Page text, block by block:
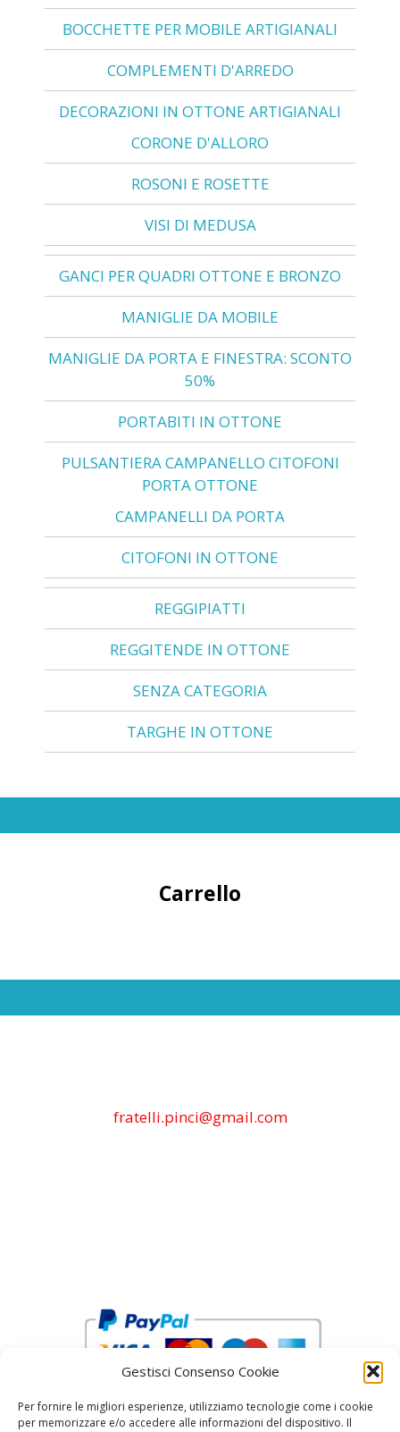
Gestisci Consenso Cookie
Per fornire le migliori esperienze, utilizziamo tecnologie come i cookie
per memorizzare e/o accedere alle informazioni del dispositivo. Il
BOCCHETTE PER MOBILE ARTIGIANALI
COMPLEMENTI D'ARREDO
DECORAZIONI IN OTTONE ARTIGIANALI
CORONE D'ALLORO
ROSONI E ROSETTE
VISI DI MEDUSA
GANCI PER QUADRI OTTONE E BRONZO
MANIGLIE DA MOBILE
MANIGLIE DA PORTA E FINESTRA: SCONTO
50%
PORTABITI IN OTTONE
PULSANTIERA CAMPANELLO CITOFONI
PORTA OTTONE
CAMPANELLI DA PORTA
CITOFONI IN OTTONE
REGGIPIATTI
REGGITENDE IN OTTONE
SENZA CATEGORIA
TARGHE IN OTTONE
Carrello
fratelli.pinci@gmail.com